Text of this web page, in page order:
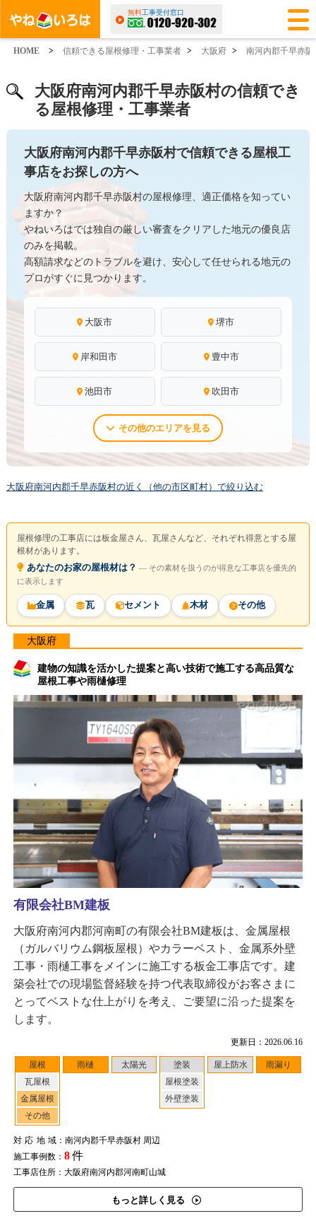
無料工事受付窓口
HOME > 信頼できる屋根修理・工事業者 > 大阪府 > 南河内郡千早赤阪
大阪府南河内郡千早赤阪村の信頼でき
る屋根修理・工事業者
大阪府南河内郡千早赤阪村で信頼できる屋根工
事店をお探しの方へ
大阪府南河内郡千早赤阪村の屋根修理、適正価格を知ってい
ますか？
やねいろはでは独自の厳しい審査をクリアした地元の優良店
のみを掲載。
高額請求などのトラブルを避け、安心して任せられる地元の
プロがすぐに見つかります。
大阪市 堺市
岸和田市 豊中市
池田市 吹田市
その他のエリアを見る
大阪府南河内郡千早赤阪村の近く（他の市区町村）で絞り込む
屋根修理の工事店には板金屋さん、瓦屋さんなど、それぞれ得意とする屋
根材があります。
あなたのお家の屋根材は？ ― その素材を扱うのが得意な工事店を優先的
に表示します
金属 瓦 セメント 木材 その他
大阪府
建物の知識を活かした提案と高い技術で施工する高品質な
屋根工事や雨樋修理
更新日：2026.06.16
屋根
瓦屋根
金属屋根
その他
雨樋 太陽光
塗装
屋根塗装
外壁塗装
屋上防水 雨漏り
対応地域：南河内郡千早赤阪村 周辺
施工事例数： 8件
工事店住所：大阪府南河内郡河南町山城
もっと詳しく見る
有限会社BM建板
大阪府南河内郡河南町の有限会社BM建板は、金属屋根
（ガルバリウム鋼板屋根）やカラーベスト、金属系外壁
工事・雨樋工事をメインに施工する板金工事店です。建
築会社での現場監督経験を持つ代表取締役がお客さまに
とってベストな仕上がりを考え、ご要望に沿った提案を
します。